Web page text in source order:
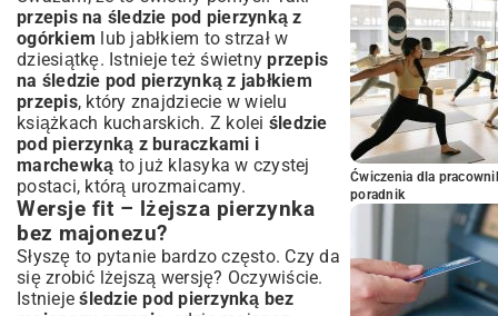
przepis na śledzie pod pierzynką z
ogórkiem lub jabłkiem to strzał w
dziesiątkę. Istnieje też świetnyprzepis
na śledzie pod pierzynką z jabłkiem
przepis, który znajdziecie w wielu
książkach kucharskich. Z kolei śledzie
pod pierzynką z buraczkami i
marchewką to już klasyka w czystej
postaci, którą urozmaicamy.
Wersje fit – lżejsza pierzynka
bez majonezu?
Słyszę to pytanie bardzo często. Czy da
się zrobić lżejszą wersję? Oczywiście.
Istniejeśledzie pod pierzynką bez
Ćwiczenia dla
poradnik